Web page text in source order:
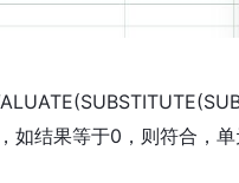
如结果等于0，则符合，